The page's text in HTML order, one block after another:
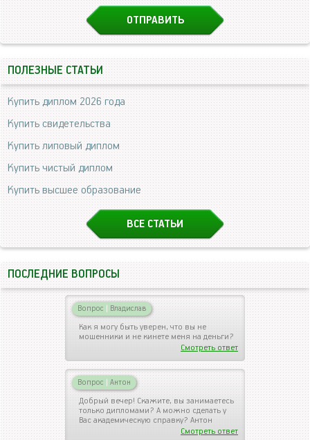
ПОЛЕЗНЫЕ СТАТЬИ
Купить диплом 2026 года
Купить свидетельства
Купить липовый диплом
Купить чистый диплом
Купить высшее образование
ВСЕ СТАТЬИ
ПОСЛЕДНИЕ ВОПРОСЫ
Вопрос | Владислав
Как я могу быть уверен, что вы не
мошенники и не кинете меня на деньги?
Смотреть ответ
Вопрос | Антон
Добрый вечер! Скажите, вы занимаетесь
только дипломами? А можно сделать у
Вас академическую справку? Антон
Смотреть ответ